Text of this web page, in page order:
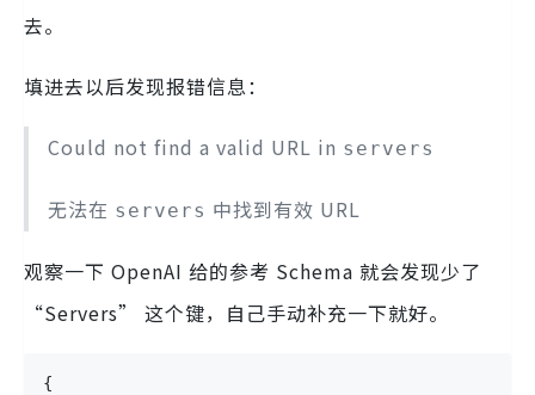
去。
填进去以后发现报错信息：
Could not find a valid URL in servers
无法在 servers 中找到有效 URL
观察一下 OpenAI 给的参考 Schema 就会发现少了
“Servers” 这个键，自己手动补充一下就好。
{